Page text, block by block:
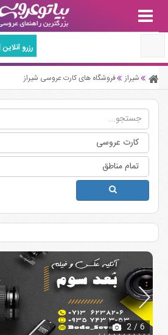
رزرو آنلاین
شیراز فروشگاه های کارت عروسی شیراز
2/ 6